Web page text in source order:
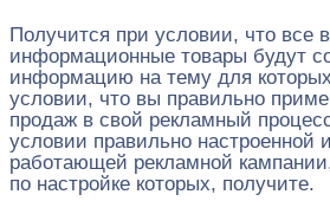
Получится при условии, что все
информационные товары будут
информацию на тему для
условии, что вы правильно
продаж в свой рекламный
условии правильно настроенной
работающей рекламной
по настройке которых, получите.